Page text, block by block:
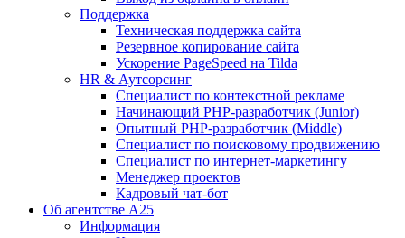
Поддержка
Техническая поддержка сайта
Резервное копирование сайта
Ускорение PageSpeed на Tilda
HR & Аутсорсинг
Специалист по контекстной рекламе
Начинающий PHP-разработчик (Junior)
Опытный PHP-разработчик (Middle)
Специалист по поисковому продвижению
Специалист по интернет-маркетингу
Менеджер проектов
Кадровый чат-бот
Об агентстве А25
Информация